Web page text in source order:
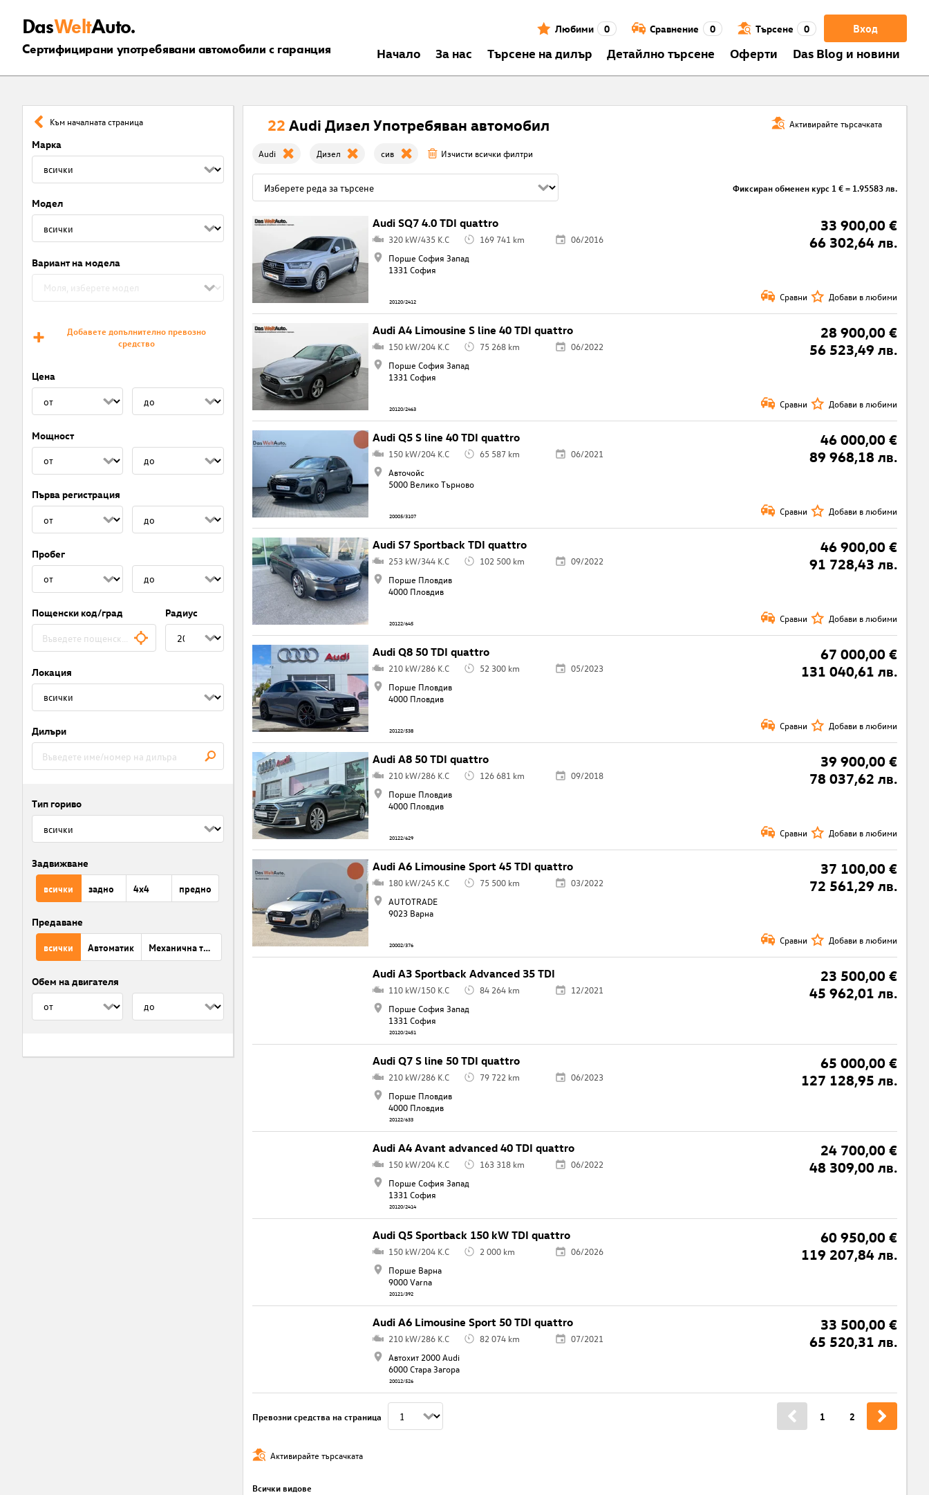
DasWeltAuto.
Сертифицирани употребявани автомобили с гаранция
Вход
Любими 0 Сравнение 0 Търсене 0
Началo За нас Търсене на дилър Детайлно търсене Оферти Das Blog и новини
Към началната страница
Марка
Модел
Вариант на модела
Добавете допълнително превозно
средство
Цена
Мощност
Първа регистрация
Пробег
Пощенски код/град Радиус
Локация
Дилъри
Тип гориво
Задвижване
всички задно 4x4 предно
Предаване
всички Автоматик Механична трансмисия
Обем на двигателя
Активирайте търсачката
22 Audi Дизел Употребяван автомобил
Audi Дизел сив Изчисти всички филтри
Фиксиран обменен курс 1 € = 1.95583 лв.
Audi SQ7 4.0 TDI quattro
33 900,00 €
66 302,64 лв.
320 kW/435 K.C 169 741 km
06/2016
Порше София Запад
1331 София
20120/2412 Сравни Добави в любими
Audi A4 Limousine S line 40 TDI quattro
28 900,00 €
56 523,49 лв.
150 kW/204 K.C 75 268 km
06/2022
Порше София Запад
1331 София
20120/2463 Сравни Добави в любими
Audi Q5 S line 40 TDI quattro
46 000,00 €
89 968,18 лв.
150 kW/204 K.C 65 587 km
06/2021
Авточойс
5000 Велико Търново
20005/3107 Сравни Добави в любими
Audi S7 Sportback TDI quattro
46 900,00 €
91 728,43 лв.
253 kW/344 K.C 102 500 km
09/2022
Порше Пловдив
4000 Пловдив
20122/645 Сравни Добави в любими
Audi Q8 50 TDI quattro
67 000,00 €
131 040,61 лв.
210 kW/286 K.C 52 300 km
05/2023
Порше Пловдив
4000 Пловдив
20122/538 Сравни Добави в любими
Audi A8 50 TDI quattro
39 900,00 €
78 037,62 лв.
210 kW/286 K.C 126 681 km
09/2018
Порше Пловдив
4000 Пловдив
20122/629 Сравни Добави в любими
Audi A6 Limousine Sport 45 TDI quattro
37 100,00 €
72 561,29 лв.
180 kW/245 K.C 75 500 km
03/2022
AUTOTRADE
9023 Варна
20002/376 Сравни Добави в любими
Audi A3 Sportback Advanced 35 TDI
23 500,00 €
45 962,01 лв.
110 kW/150 K.C 84 264 km
12/2021
Порше София Запад
1331 София
20120/2451
Audi Q7 S line 50 TDI quattro
65 000,00 €
127 128,95 лв.
210 kW/286 K.C 79 722 km
06/2023
Порше Пловдив
4000 Пловдив
20122/633
Audi A4 Avant advanced 40 TDI quattro
24 700,00 €
48 309,00 лв.
150 kW/204 K.C 163 318 km
06/2022
Порше София Запад
1331 София
20120/2414
Audi Q5 Sportback 150 kW TDI quattro
60 950,00 €
119 207,84 лв.
150 kW/204 K.C 2 000 km
06/2026
Порше Варна
9000 Varna
20121/392
Audi A6 Limousine Sport 50 TDI quattro
33 500,00 €
65 520,31 лв.
210 kW/286 K.C 82 074 km
07/2021
Автохит 2000 Audi
6000 Стара Загора
20012/526
Превозни средства на страница 1 2
Активирайте търсачката
Всички видове